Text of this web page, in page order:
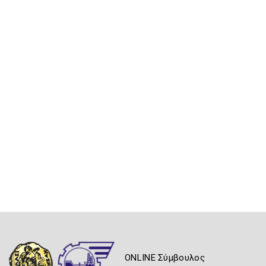
ONLINE Σύμβουλος